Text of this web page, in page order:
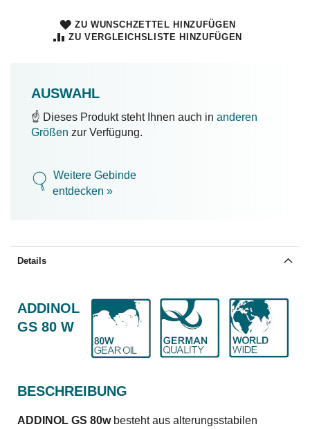
ZU WUNSCHZETTEL HINZUFÜGEN
ZU VERGLEICHSLISTE HINZUFÜGEN
AUSWAHL
☝️ Dieses Produkt steht Ihnen auch in anderen
Größen zur Verfügung.
Weitere Gebinde
entdecken »
Details
ADDINOL
GS 80 W
BESCHREIBUNG
ADDINOL GS 80wbesteht aus alterungsstabilen